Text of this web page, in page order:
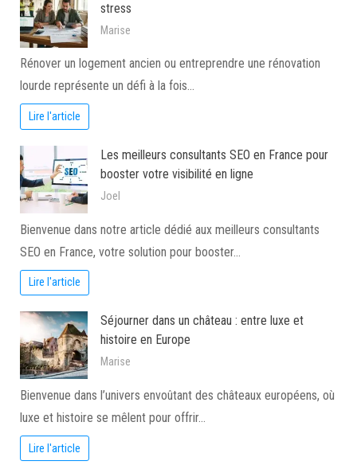
stress
Marise
Rénover un logement ancien ou entreprendre une rénovation
lourde représente un défi à la fois…
Lire l'article
Les meilleurs consultants SEO en France pour
booster votre visibilité en ligne
Joel
Bienvenue dans notre article dédié aux meilleurs consultants
SEO en France, votre solution pour booster…
Lire l'article
Séjourner dans un château : entre luxe et
histoire en Europe
Marise
Bienvenue dans l’univers envoûtant des châteaux européens, où
luxe et histoire se mêlent pour offrir…
Lire l'article